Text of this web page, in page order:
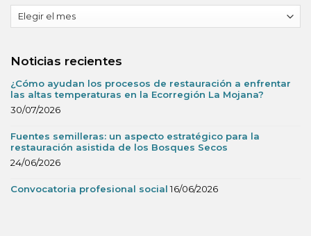
Fecha
noticia
Noticias recientes
¿Cómo ayudan los procesos de restauración a enfrentar
las altas temperaturas en la Ecorregión La Mojana?
30/07/2026
Fuentes semilleras: un aspecto estratégico para la
restauración asistida de los Bosques Secos
24/06/2026
Convocatoria profesional social 16/06/2026